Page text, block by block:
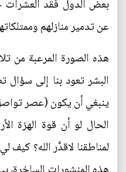
بعض الدول فقد العشرات
عن تدمير منازلهم
هذه الصورة المرعبة من
البشر تعود بنا إلى
ينبغي أن يكون (عصر
الحال لو أن قوة الهزة
لمناطقنا لاقدَّر الله؟